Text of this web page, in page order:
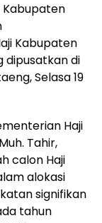
Kabupaten
dipusatkan di
Selasa 19
Haji
Tahir,
calon Haji
alokasi
signifikan
tahun